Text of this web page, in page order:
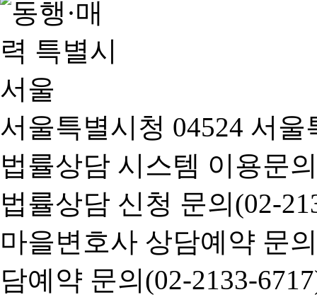
서울특별시청 04524 서
법률상담 시스템 이용문
법률상담 신청 문의(02-
마을변호사 상담예약 문
담예약 문의(02-2133-